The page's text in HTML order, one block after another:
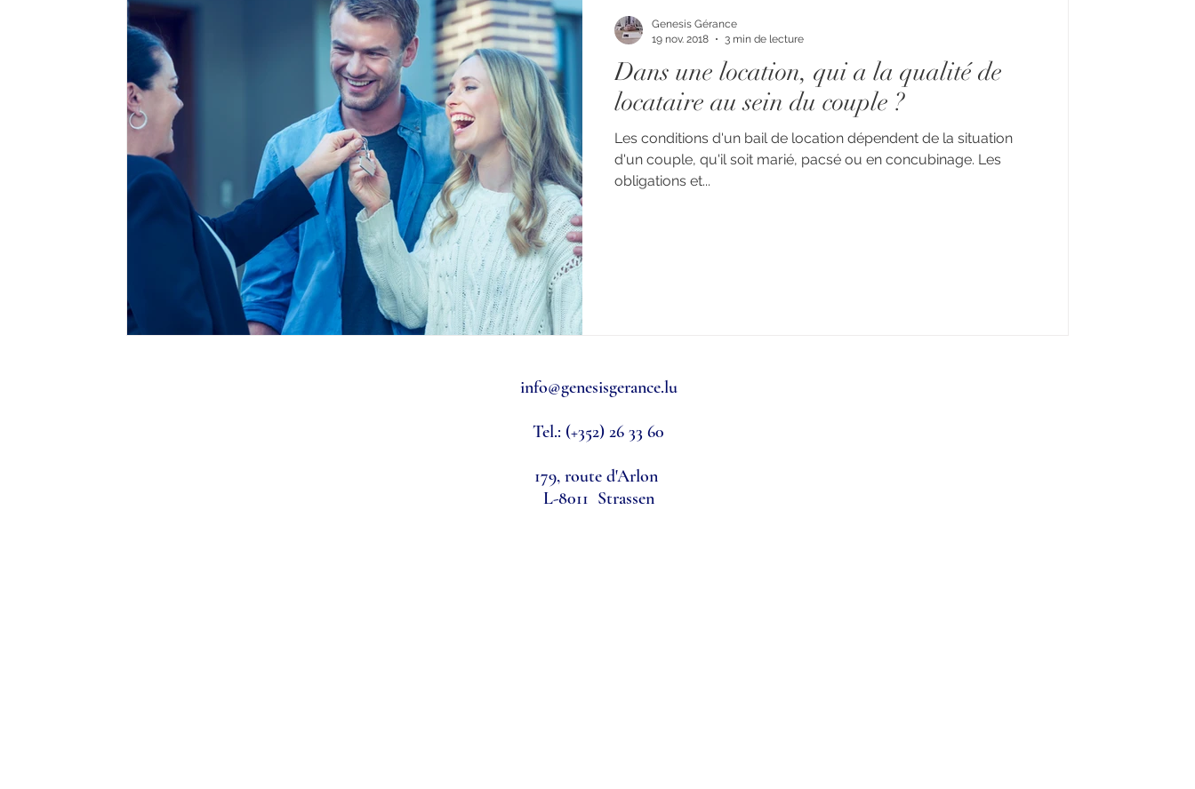
Dans une location, qui a la qualité de
locataire au sein du couple ?
Les conditions d'un bail de location dépendent de la situation
d'un couple, qu'il soit marié, pacsé ou en concubinage. Les
obligations et...
Genesis Gérance
19 nov. 2018
3 min de lecture
info@genesisgerance.lu
Tel.: (+352) 26 33 60
179, route d'Arlon
L-8011 Strassen